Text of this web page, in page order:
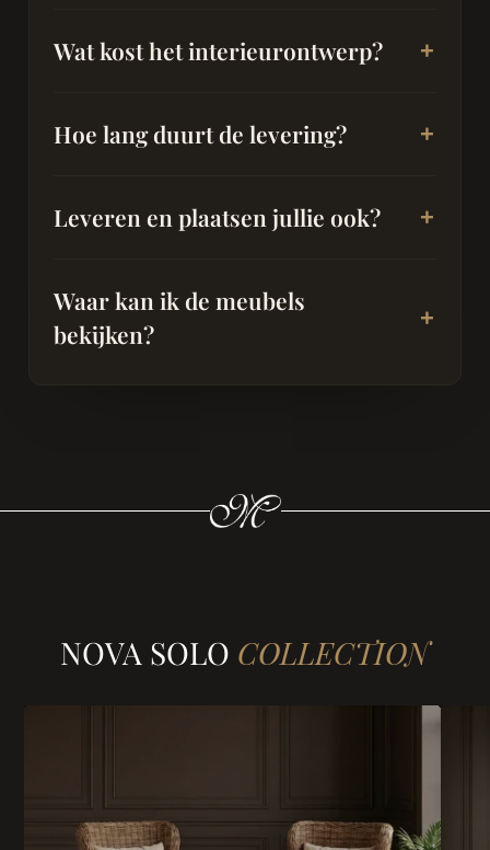
Wat kost het interieurontwerp?
Hoe lang duurt de levering?
Leveren en plaatsen jullie ook?
Waar kan ik de meubels
bekijken?
NOVA SOLO COLLECTION